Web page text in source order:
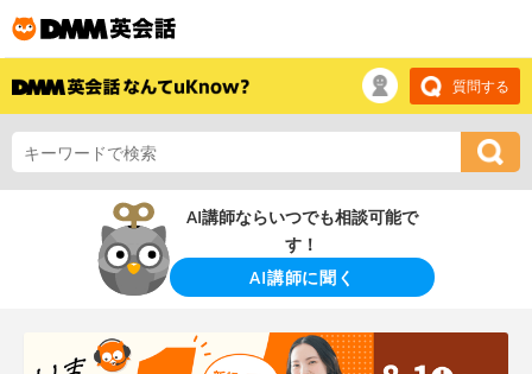
質問する
AI講師ならいつでも相談可能で
す！
AI講師に聞く